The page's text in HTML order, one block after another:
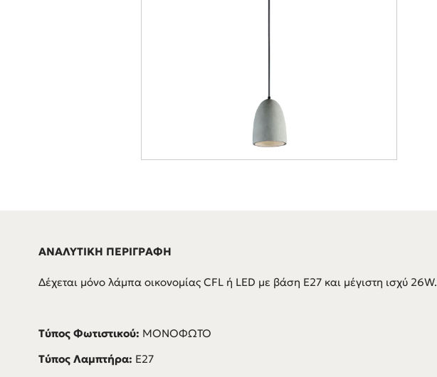
ΑΝΑΛΥΤΙΚΗ ΠΕΡΙΓΡΑΦΗ
Δέχεται μόνο λάμπα οικονομίας CFL ή LED με βάση E27 και μέγιστη ισχύ 26W.
Τύπος Φωτιστικού: ΜΟΝΟΦΩΤΟ
Τύπος Λαμπτήρα: E27